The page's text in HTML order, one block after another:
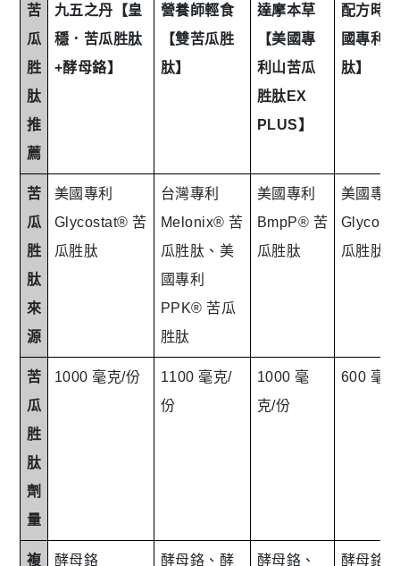
苦
瓜
胜
肽
推
薦
九五之丹【皇
穩．苦瓜胜肽
+酵母鉻】
營養師輕食
【雙苦瓜胜
肽】
達摩本草
【美國專
利山苦瓜
胜肽EX
PLUS】
配方時
國專利
肽】
苦
瓜
胜
肽
來
源
美國專利
Glycostat® 苦
瓜胜肽
台灣專利
Melonix® 苦
瓜胜肽、美
國專利
PPK® 苦瓜
胜肽
美國專利
BmpP® 苦
瓜胜肽
美國專利
瓜胜肽
苦
瓜
胜
肽
劑
量
1000 毫克/份
1100 毫克/
份
1000 毫
克/份
600 毫
複 酵母鉻 酵母鉻、酵 酵母鉻、 酵母鉻